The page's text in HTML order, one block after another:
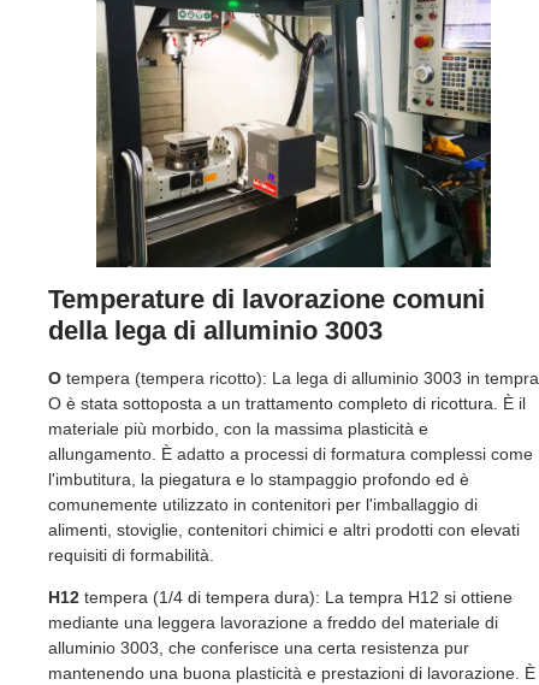
Temperature di lavorazione comuni
della lega di alluminio 3003
O tempera (tempera ricotto): La lega di alluminio 3003 in tempra
O è stata sottoposta a un trattamento completo di ricottura. È il
materiale più morbido, con la massima plasticità e
allungamento. È adatto a processi di formatura complessi come
l'imbutitura, la piegatura e lo stampaggio profondo ed è
comunemente utilizzato in contenitori per l'imballaggio di
alimenti, stoviglie, contenitori chimici e altri prodotti con elevati
requisiti di formabilità.
H12 tempera (1/4 di tempera dura): La tempra H12 si ottiene
mediante una leggera lavorazione a freddo del materiale di
alluminio 3003, che conferisce una certa resistenza pur
mantenendo una buona plasticità e prestazioni di lavorazione. È